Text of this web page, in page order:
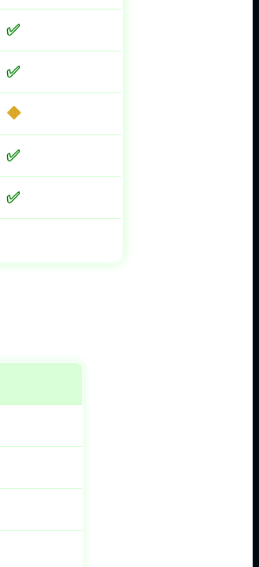
✅
✅
🔶
✅
✅